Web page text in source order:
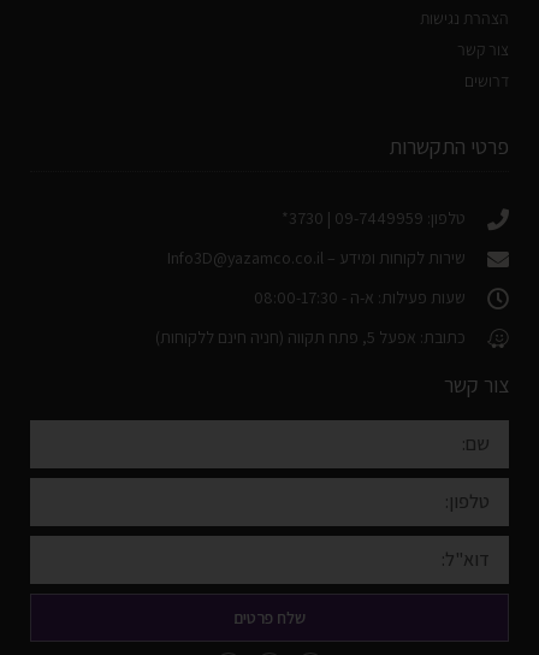
הצהרת נגישות
צור קשר
דרושים
פרטי התקשרות
טלפון: 09-7449959 | 3730*
שירות לקוחות ומידע – Info3D@yazamco.co.il
שעות פעילות: א-ה - 08:00-17:30
כתובת: אפעל 5, פתח תקווה (חניה חינם ללקוחות)
צור קשר
שלח פרטים